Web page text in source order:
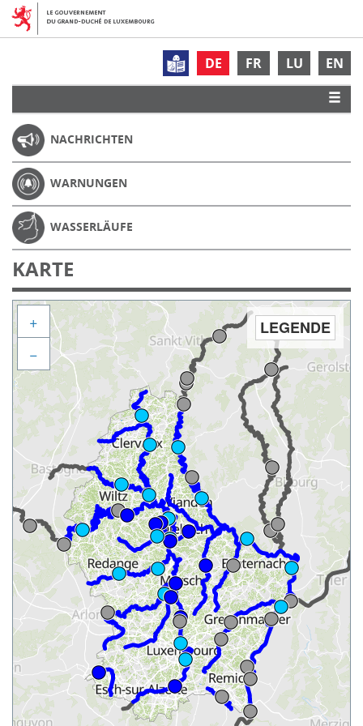
DE FR LU EN
NACHRICHTEN
WARNUNGEN
WASSERLÄUFE
KARTE
LEGENDE
+
−